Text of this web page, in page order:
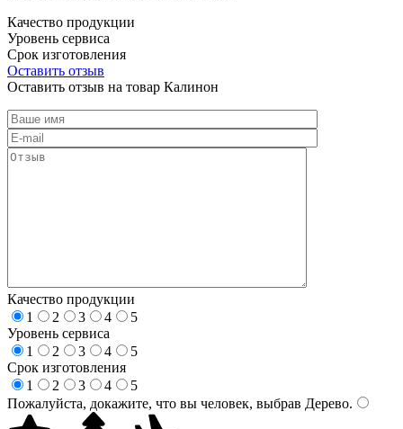
Качество продукции
Уровень сервиса
Срок изготовления
Оставить отзыв
Оставить отзыв на товар Калинон
Качество продукции
1
2 3 4
5
Уровень сервиса
1
2 3 4
5
Срок изготовления
1
2 3 4
5
Пожалуйста, докажите, что вы человек, выбрав Дерево.